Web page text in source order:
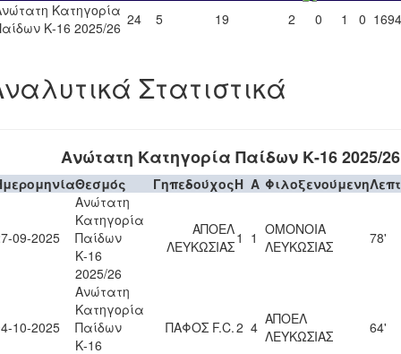
Κατηγορία
Κ-16 2025/26 24 5 19 2 0 1 0 1694
Στατιστικά
Ανώτατη Κατηγορία Παίδων Κ-16 2025/26
Θεσμός ΓηπεδούχοςH A Φιλοξενούμενη
09-2025
Ανώτατη
Κατηγορία
Παίδων
Κ-16
2025/26
ΑΠΟΕΛ
ΛΕΥΚΩΣΙΑΣ1 1 ΟΜΟΝΟΙΑ
ΛΕΥΚΩΣΙΑΣ
78'
10-2025
Ανώτατη
Κατηγορία
Παίδων
Κ-16
ΠΑΦΟΣ F.C.2 4 ΑΠΟΕΛ
ΛΕΥΚΩΣΙΑΣ
64'